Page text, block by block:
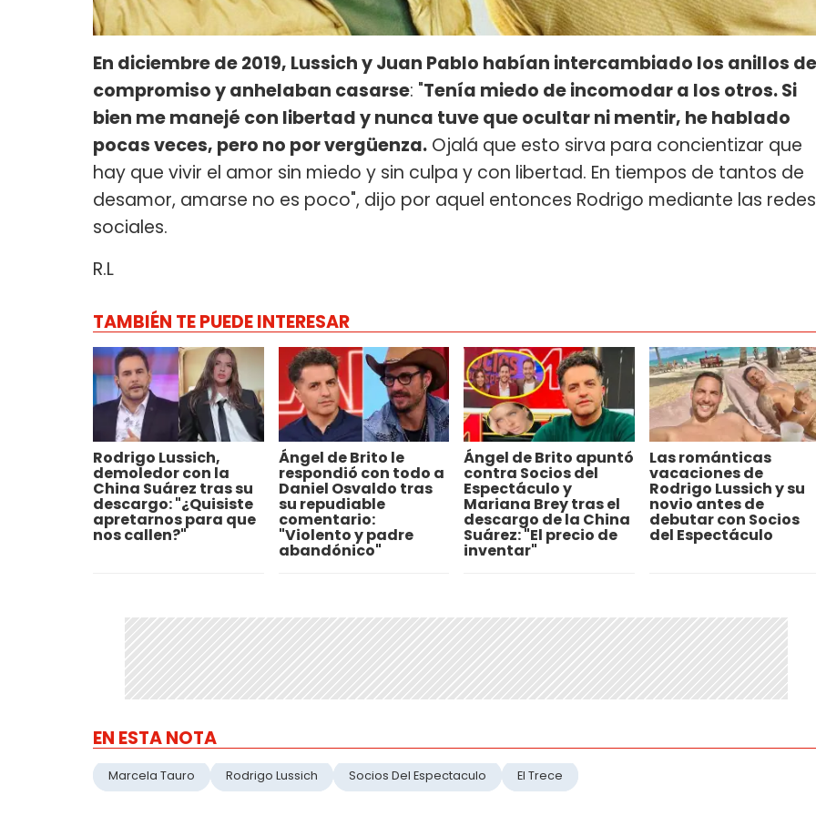
En diciembre de 2019, Lussich y Juan Pablo habían intercambiado los anillos de
compromiso y anhelaban casarse: "Tenía miedo de incomodar a los otros. Si
bien me manejé con libertad y nunca tuve que ocultar ni mentir, he hablado
pocas veces, pero no por vergüenza. Ojalá que esto sirva para concientizar que
hay que vivir el amor sin miedo y sin culpa y con libertad. En tiempos de tantos de
desamor, amarse no es poco", dijo por aquel entonces Rodrigo mediante las redes
sociales.
R.L
TAMBIÉN TE PUEDE INTERESAR
Rodrigo Lussich,
demoledor con la
China Suárez tras su
descargo: "¿Quisiste
apretarnos para que
nos callen?"
Ángel de Brito le
respondió con todo a
Daniel Osvaldo tras
su repudiable
comentario:
"Violento y padre
abandónico"
Ángel de Brito apuntó
contra Socios del
Espectáculo y
Mariana Brey tras el
descargo de la China
Suárez: "El precio de
inventar"
Las románticas
vacaciones de
Rodrigo Lussich y su
novio antes de
debutar con Socios
del Espectáculo
EN ESTA NOTA
Marcela Tauro Rodrigo Lussich Socios Del Espectaculo El Trece